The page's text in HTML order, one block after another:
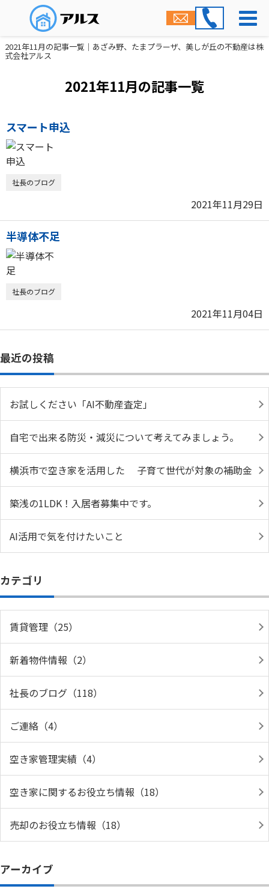
2021年11月の記事一覧｜あざみ野、たまプラーザ、美しが丘の不動産は株
式会社アルス
2021年11月の記事一覧
スマート申込
社長のブログ
2021年11月29日
半導体不足
社長のブログ
2021年11月04日
最近の投稿
お試しください「AI不動産査定」
自宅で出来る防災・減災について考えてみましょう。
横浜市で空き家を活用した 子育て世代が対象の補助金
築浅の1LDK！入居者募集中です。
AI活用で気を付けたいこと
カテゴリ
賃貸管理（25）
新着物件情報（2）
社長のブログ（118）
ご連絡（4）
空き家管理実績（4）
空き家に関するお役立ち情報（18）
売却のお役立ち情報（18）
アーカイブ